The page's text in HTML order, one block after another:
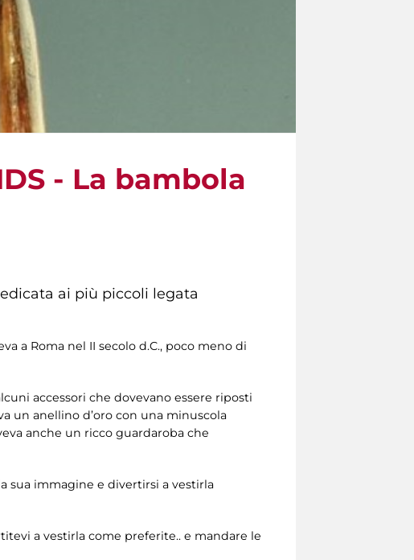
- La bambola
ai più piccoli legata
a Roma nel II secolo d.C., poco meno di
accessori che dovevano essere riposti
un anellino d’oro con una minuscola
anche un ricco guardaroba che
sua immagine e divertirsi a vestirla
a vestirla come preferite.. e mandare le